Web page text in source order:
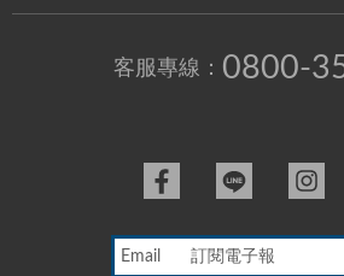
客服專線： 0800-
Email